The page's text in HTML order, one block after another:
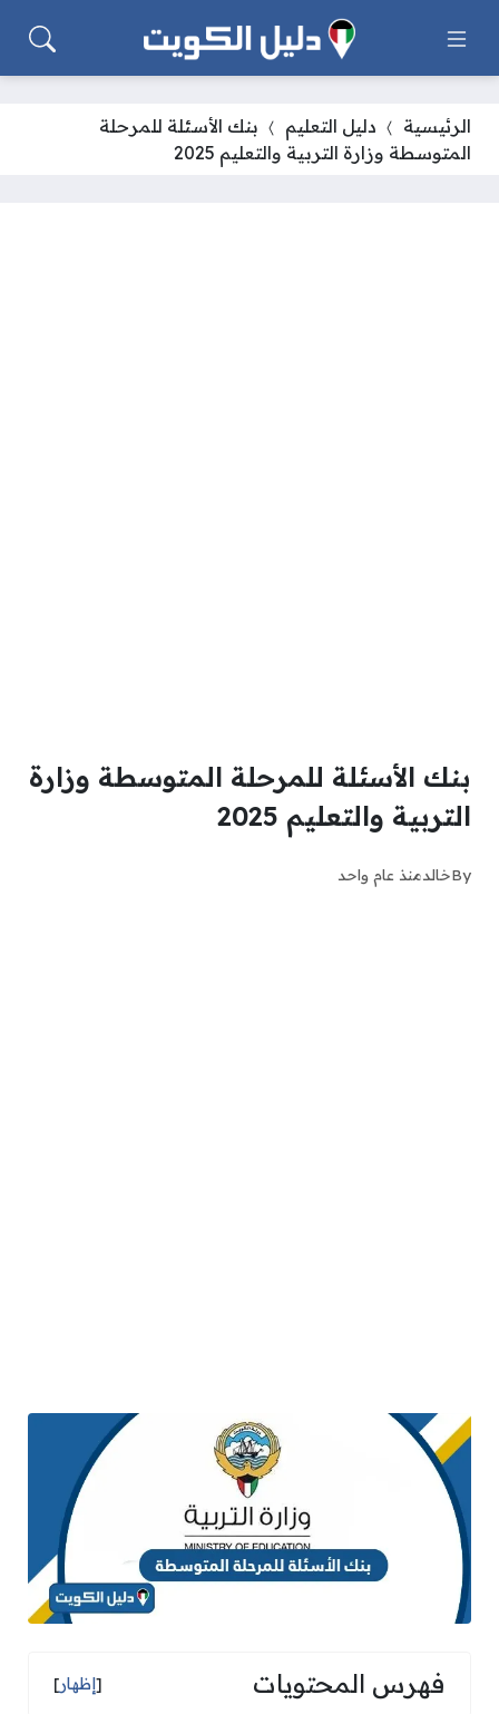
الرئيسية دليل التعليم
بنك الأسئلة للمرحلة
المتوسطة وزارة التربية والتعليم 2025
بنك الأسئلة للمرحلة المتوسطة وزارة
التربية والتعليم 2025
Byخالدمنذ عام واحد
فهرس المحتويات [إظهار]